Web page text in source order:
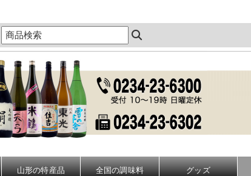
山形の特産品 全国の調味料 グッズ